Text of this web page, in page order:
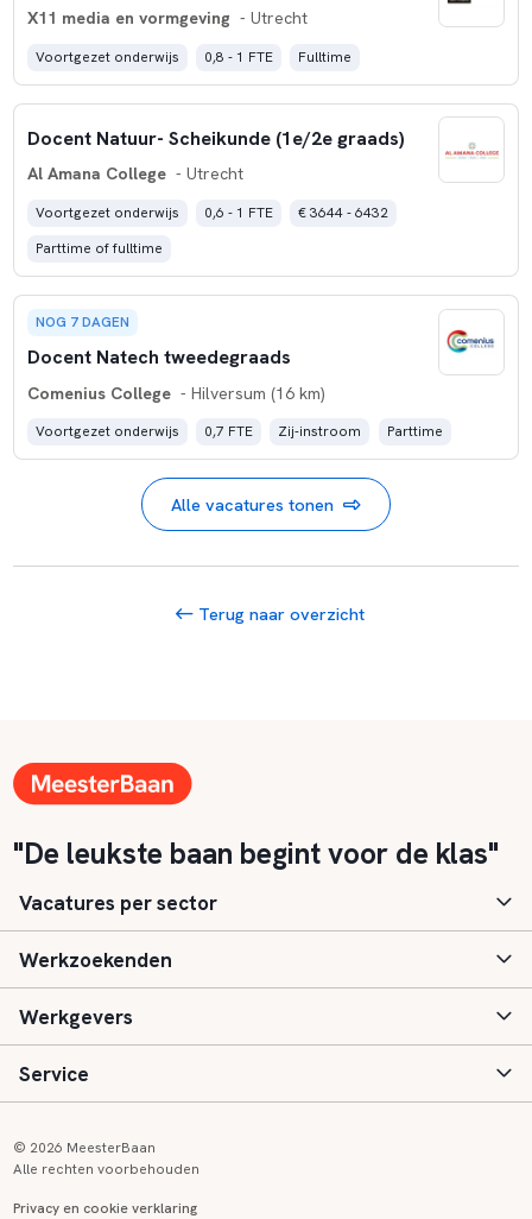
X11 media en vormgeving - Utrecht
Voortgezet onderwijs 0,8 - 1 FTE Fulltime
Docent Natuur- Scheikunde (1e/2e graads)
Al Amana College - Utrecht
Voortgezet onderwijs 0,6 - 1 FTE
€ 3644 - 6432
Parttime of fulltime
NOG 7 DAGEN
Docent Natech tweedegraads
Comenius College - Hilversum (16 km)
Voortgezet onderwijs 0,7 FTE Zij-instroom Parttime
Alle vacatures tonen
Terug naar overzicht
"De leukste baan begint voor de klas"
Vacatures per sector
Basisonderwijs
Speciaal (basis) onderwijs
Voortgezet onderwijs
Werkzoekenden
Aanmelden
Vacatures
Werkgevers
Inloggen
Service
© 2026 MeesterBaan
Alle rechten voorbehouden
Privacy en cookie verklaring